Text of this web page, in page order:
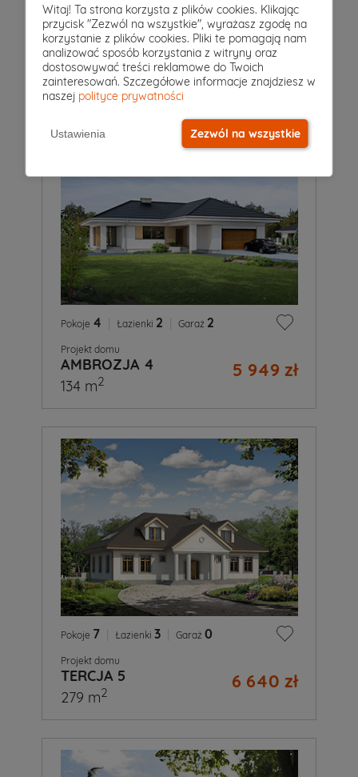
Pokoje5 | Łazienki2 | Garaż0
Projekt domu
PLISZKA 4 5 349 zł
125 m2
Pokoje 4 Łazienki 2 Garaż 2
Projekt domu
AMBROZJA 4 5 949 zł
134 m2
Pokoje 7 Łazienki 3 Garaż 0
Projekt domu
TERCJA 5 6 640 zł
279 m2
Witaj! Ta strona korzysta z plików cookies. Klikając
przycisk "Zezwól na wszystkie", wyrażasz zgodę na
korzystanie z plików cookies. Pliki te pomagają nam
analizować sposób korzystania z witryny oraz
dostosowywać treści reklamowe do Twoich
zainteresowań. Szczegółowe informacje znajdziesz w
naszej polityce prywatności
Ustawienia Zezwól na wszystkie